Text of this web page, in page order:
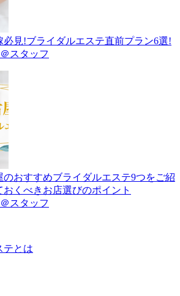
必見!ブライダルエステ直前プラン6選!
スタッフ
のおすすめブライダルエステ9つをご紹
くべきお店選びのポイント
スタッフ
テとは